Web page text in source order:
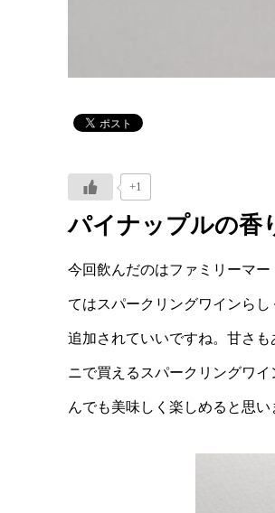
+1
パイナップルの香
今回飲んだのはファミリーマ
てはスパークリングワインら
追加されていいですね。甘さ
ニで買えるスパークリングワ
んでも美味しく楽しめると思い